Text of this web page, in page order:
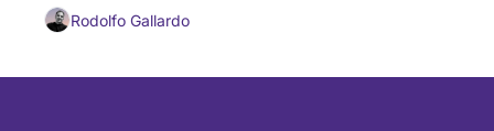
Rodolfo Gallardo